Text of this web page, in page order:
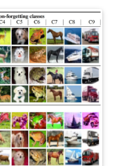
터 비전(CV) 영역에서
한 전체 remaining
때문에 forget data
니다.